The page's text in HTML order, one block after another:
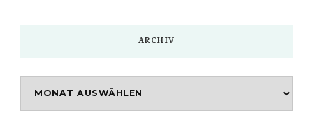
ARCHIV